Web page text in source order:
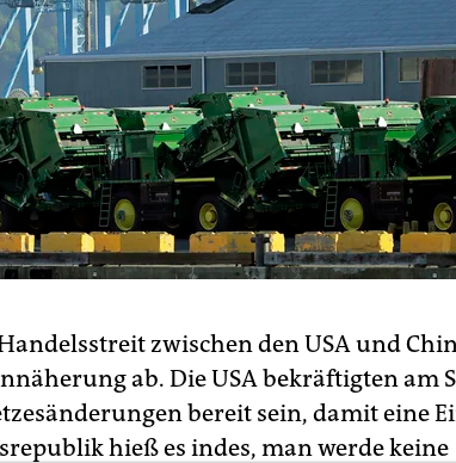
zwischen den USA und
ab. Die USA bekräftigten am
bereit sein, damit eine
hieß es indes, man werde keine